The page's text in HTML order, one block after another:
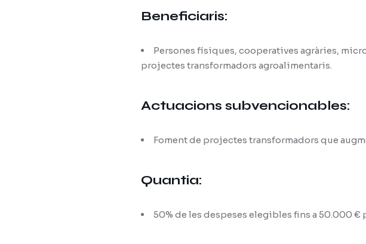
Beneficiaris:
Persones físiques, cooperatives agràries,
projectes transformadors agroalimentaris.
Actuacions subvencionables:
Foment de projectes transformadors que
Quantia:
50% de les despeses elegibles fins a 50.000 €